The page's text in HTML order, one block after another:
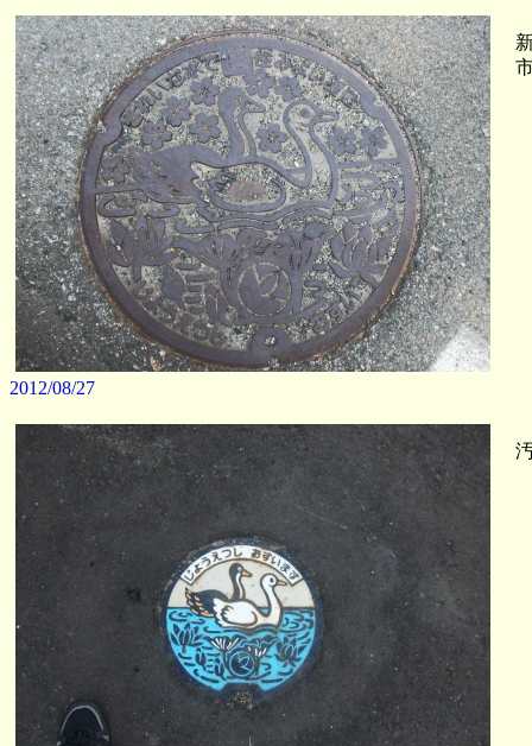
新
市
2012/08/27
汚